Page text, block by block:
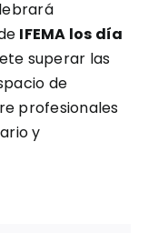
IFEMA los día
superar las
de
profesionales
y